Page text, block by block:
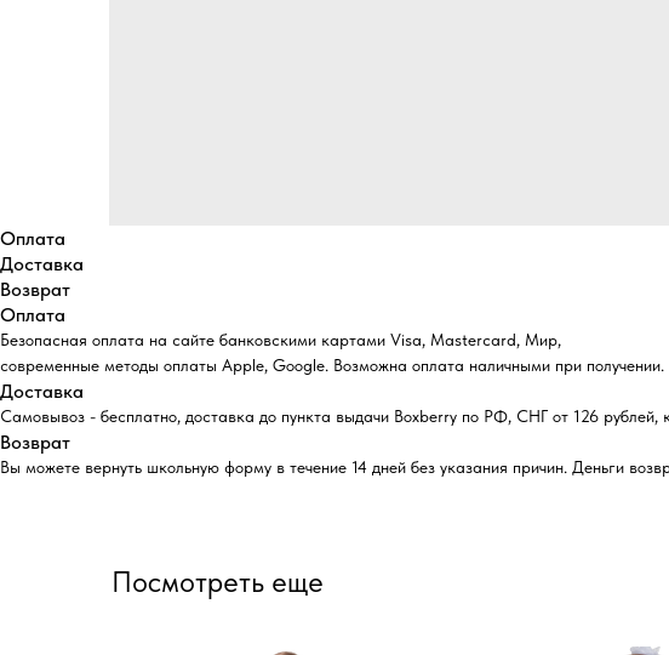
Оплата
Доставка
Возврат
Оплата
Безопасная оплата на сайте банковскими картами Visa, Mastercard, Мир,
современные методы оплаты Apple, Google. Возможна оплата наличными при получении.
Доставка
Самовывоз - бесплатно, доставка до пункта выдачи Boxberry по РФ, СНГ от 126 рублей,
Возврат
Вы можете вернуть школьную форму в течение 14 дней без указания причин. Деньги
Посмотреть еще